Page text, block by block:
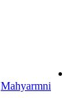
Mahyarmni